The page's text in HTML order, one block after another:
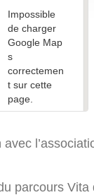
Impossible
de charger
Google Map
s
correctemen
t sur cette
page.
Web vous
appartient ?
parcours